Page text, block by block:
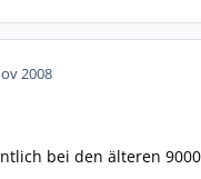
2008
bei den älteren